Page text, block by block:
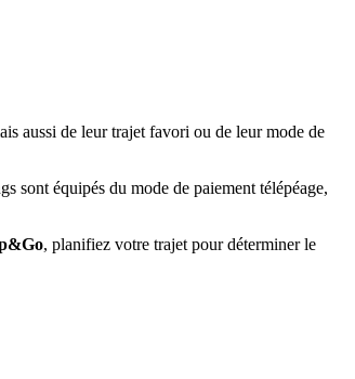
aussi de leur trajet favori ou de leur mode de
sont équipés du mode de paiement télépéage,
, planifiez votre trajet pour déterminer le